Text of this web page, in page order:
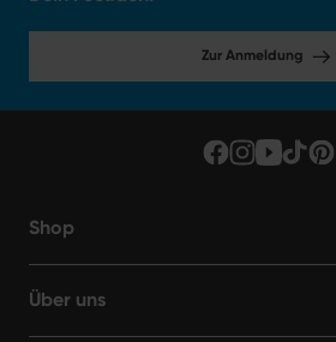
Zur Anmeldung
Shop
Über uns